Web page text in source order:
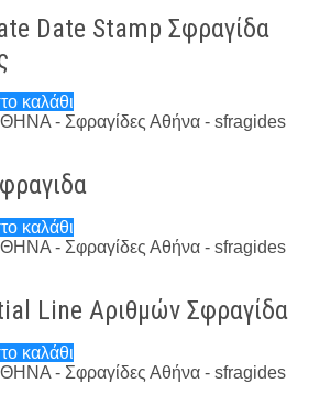
Date Stamp Σφραγίδα
καλάθι
καλάθι
Line Αριθμών Σφραγίδα
καλάθι